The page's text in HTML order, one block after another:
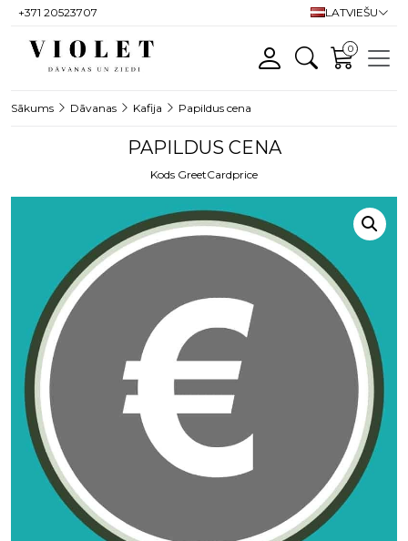
+371 20523707 LATVIEŠU
0
Sākums Dāvanas Kafija Papildus cena
PAPILDUS CENA
Kods GreetCardprice